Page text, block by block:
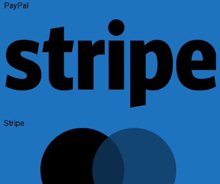
PayPal
Stripe